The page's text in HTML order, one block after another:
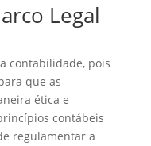
Legal
contabilidade, pois
que as
ética e
contábeis
regulamentar a